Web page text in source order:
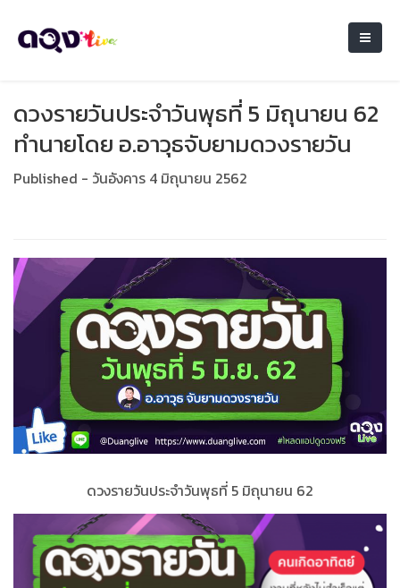
ดวงรายวันประจำวันพุธที่ 5 มิถุนายน 62
ทำนายโดย อ.อาวุธจับยามดวงรายวัน
Published - วันอังคาร 4 มิถุนายน 2562
ดวงรายวันประจำวันพุธที่ 5 มิถุนายน 62